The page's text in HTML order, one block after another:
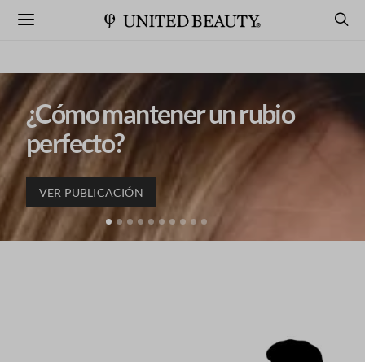
¿Cómo mantener un rubio
perfecto?
VER PUBLICACIÓN